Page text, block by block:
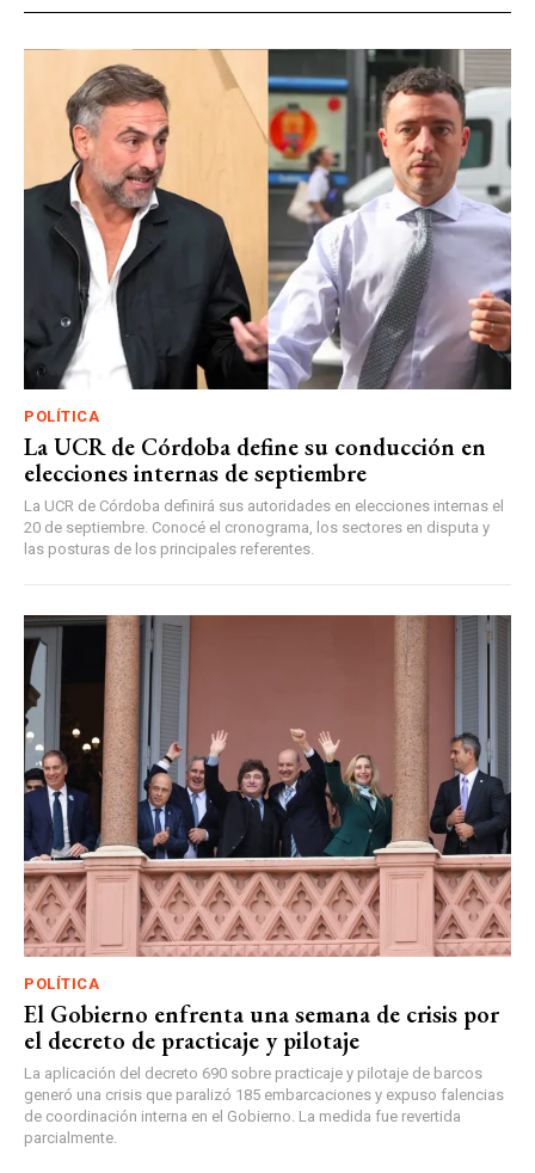
POLÍTICA
La UCR de Córdoba define su conducción en
elecciones internas de septiembre
La UCR de Córdoba definirá sus autoridades en elecciones internas el
20 de septiembre. Conocé el cronograma, los sectores en disputa y
las posturas de los principales referentes.
POLÍTICA
El Gobierno enfrenta una semana de crisis por
el decreto de practicaje y pilotaje
La aplicación del decreto 690 sobre practicaje y pilotaje de barcos
generó una crisis que paralizó 185 embarcaciones y expuso falencias
de coordinación interna en el Gobierno. La medida fue revertida
parcialmente.